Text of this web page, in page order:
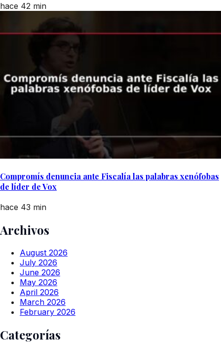
hace 42 min
Compromís denuncia ante Fiscalía las palabras xenófobas
de líder de Vox
hace 43 min
Archivos
August 2026
July 2026
June 2026
May 2026
April 2026
March 2026
February 2026
Categorías